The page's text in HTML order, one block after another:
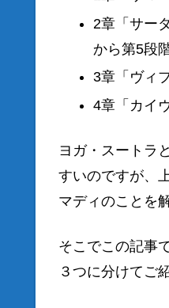
2章「サー
から第5段
3章「ヴィ
4章「カイ
ヨガ・スートラ
すいのですが、
マディのことを
そこでこの記事
３つに分けてご